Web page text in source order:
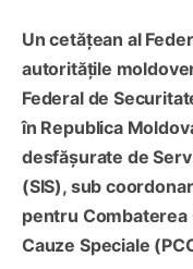
Un cetățean al
autoritățile
Federal de
în Republica
desfășurate de
(SIS), sub
pentru
Cauze Speciale